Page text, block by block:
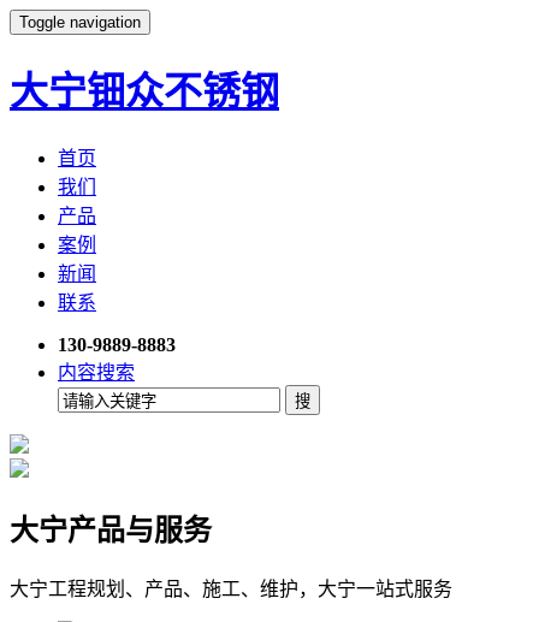
Toggle navigation
大宁钿众不锈钢
首页
我们
产品
案例
新闻
联系
130-9889-8883
内容搜索
大宁产品与服务
大宁工程规划、产品、施工、维护，大宁一站式服务